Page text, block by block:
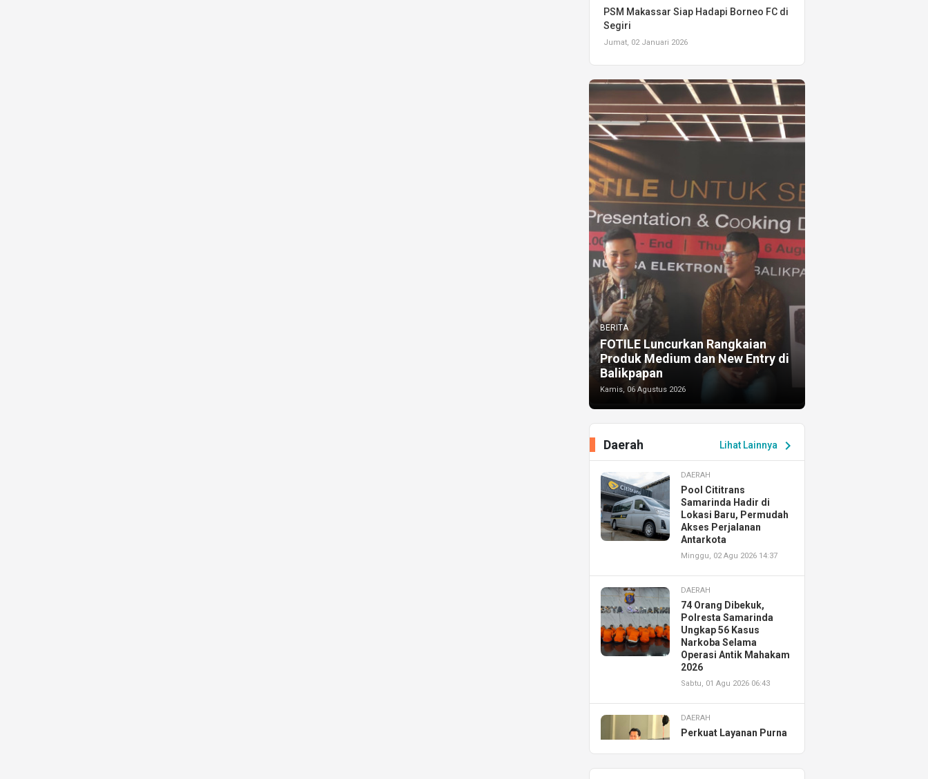
PSM Makassar Siap Hadapi Borneo FC di
Segiri
Jumat, 02 Januari 2026
BERITA
FOTILE Luncurkan Rangkaian
Produk Medium dan New Entry di
Balikpapan
Kamis, 06 Agustus 2026
Lihat Lainnya chevron_right
Daerah
DAERAH
Pool Cititrans
Samarinda Hadir di
Lokasi Baru, Permudah
Akses Perjalanan
Antarkota
Minggu, 02 Agu 2026 14:37
DAERAH
74 Orang Dibekuk,
Polresta Samarinda
Ungkap 56 Kasus
Narkoba Selama
Operasi Antik Mahakam
2026
Sabtu, 01 Agu 2026 06:43
DAERAH
Perkuat Layanan Purna
Resmikan AHASS